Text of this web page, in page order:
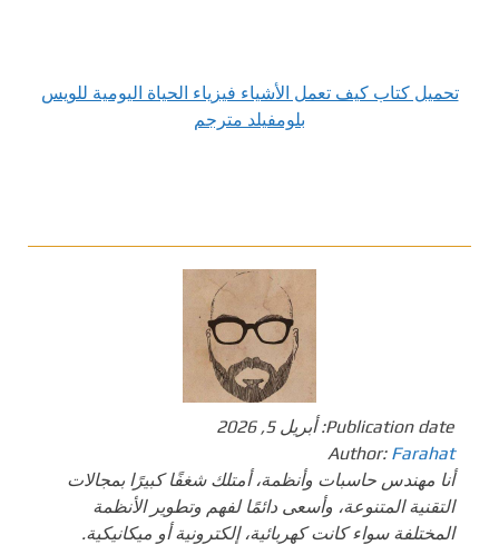
تحميل كتاب كيف تعمل الأشياء فيزياء الحياة اليومية للويس
بلومفيلد مترجم
Publication date: أبريل 5, 2026
Author: Farahat
أنا مهندس حاسبات وأنظمة، أمتلك شغفًا كبيرًا بمجالات
التقنية المتنوعة، وأسعى دائمًا لفهم وتطوير الأنظمة
المختلفة سواء كانت كهربائية، إلكترونية أو ميكانيكية.